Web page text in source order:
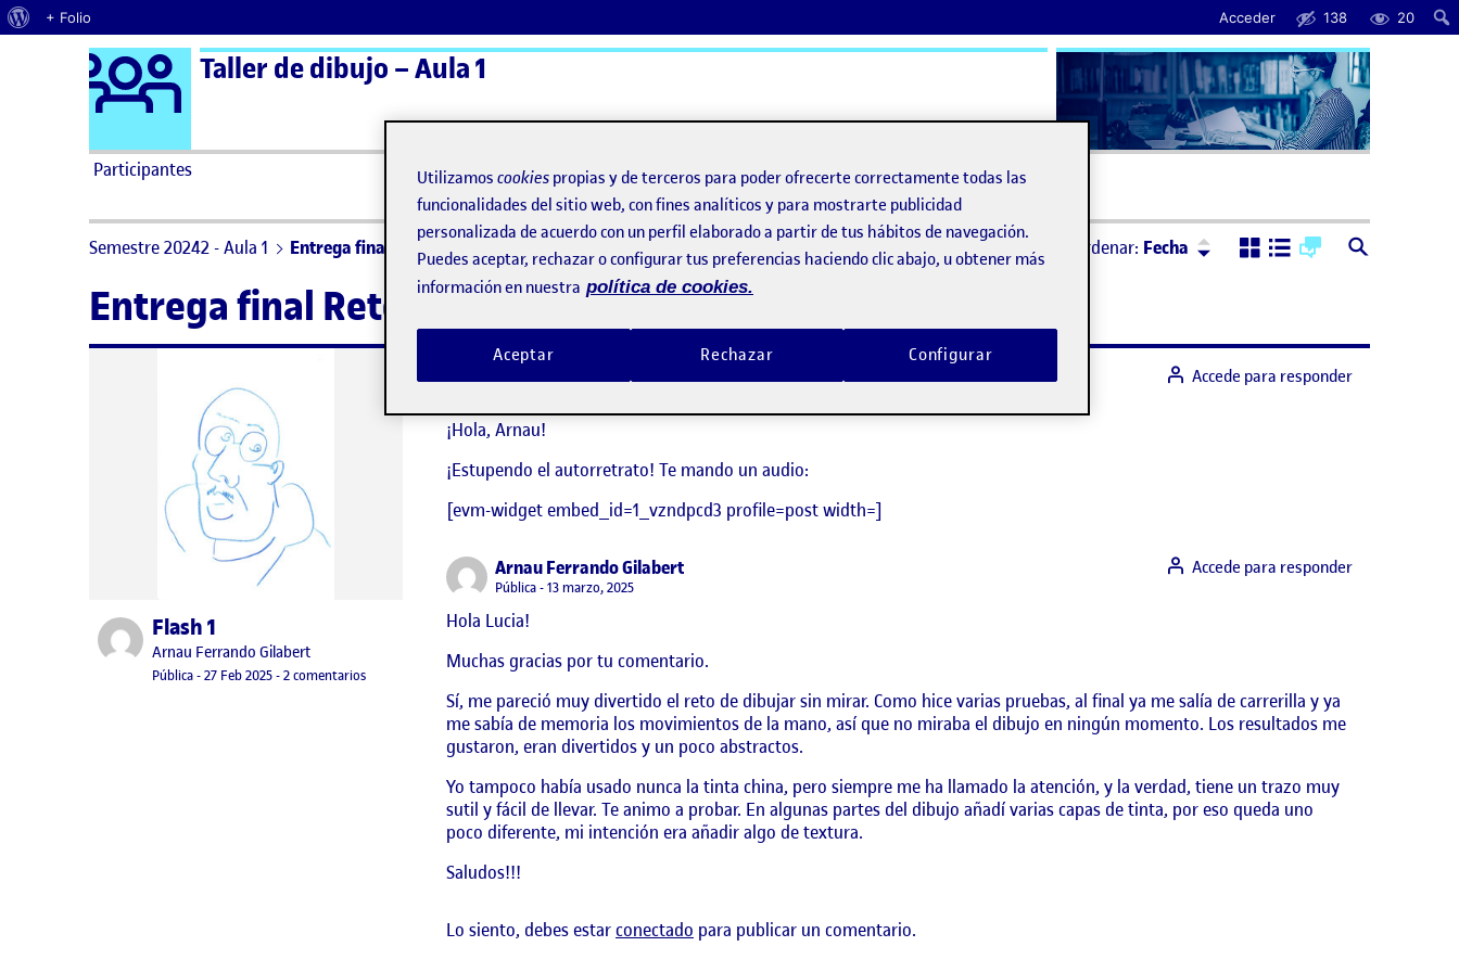
Acerca de WordPress
+ Folio Acceder 138 20
Saltar al contenido Logo Ágora
Taller de dibujo – Aula 1
Participantes ActiFolios Ayuda
Semestre 20242 - Aula 1 Entrega final Reto 1 Ordenar: Fecha Ordenar:Descendente
Entrega final Reto 1
Publicado por
Flash 1
Publicado por
Arnau Ferrando Gilabert
Visibilidad:
Pública-Fecha de publicación
27 Feb 202527 febrero, 2025 7:02 pm
-2 comentariosen Flash 1
Patricia Fernández Antón
¡Hola, Arnau!
¡Estupendo el autorretrato! Te mando un audio:
[evm-widget embed_id=1_vzndpcd3 profile=post width=]
Accede para responder
Arnau Ferrando Gilabertsays:
Visibilidad:
Pública 13 marzo, 2025
Hola Lucia!
Muchas gracias por tu comentario.
Sí, me pareció muy divertido el reto de dibujar sin mirar. Como hice varias pruebas, al final ya me salía de carrerilla y ya
me sabía de memoria los movimientos de la mano, así que no miraba el dibujo en ningún momento. Los resultados me
gustaron, eran divertidos y un poco abstractos.
Yo tampoco había usado nunca la tinta china, pero siempre me ha llamado la atención, y la verdad, tiene un trazo muy
sutil y fácil de llevar. Te animo a probar. En algunas partes del dibujo añadí varias capas de tinta, por eso queda uno
poco diferente, mi intención era añadir algo de textura.
Saludos!!!
Accede para responder
Lo siento, debes estarconectado para publicar un comentario.
Utilizamos cookies propias y de terceros para poder ofrecerte correctamente todas las
funcionalidades del sitio web, con fines analíticos y para mostrarte publicidad
personalizada de acuerdo con un perfil elaborado a partir de tus hábitos de navegación.
Puedes aceptar, rechazar o configurar tus preferencias haciendo clic abajo, u obtener más
información en nuestra política de cookies.
Rechazar
Aceptar Configurar